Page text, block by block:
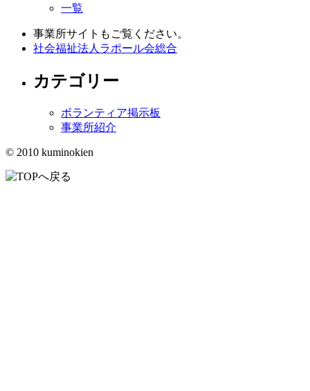
一覧
事業所サイトもご覧ください。
社会福祉法人ラポール会総合
カテゴリー
ボランティア掲示板
事業所紹介
© 2010 kuminokien